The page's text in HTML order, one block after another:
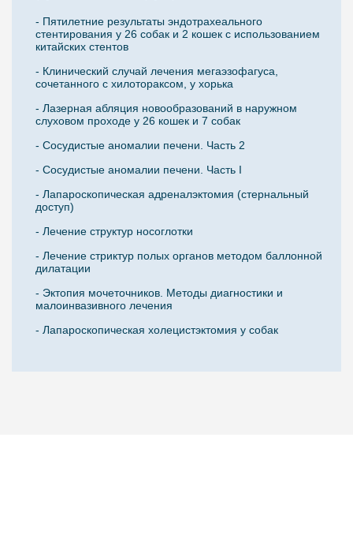
- Пятилетние результаты эндотрахеального
стентирования у 26 собак и 2 кошек с использованием
китайских стентов
- Клинический случай лечения мегаэзофагуса,
сочетанного с хилотораксом, у хорька
- Лазерная абляция новообразований в наружном
слуховом проходе у 26 кошек и 7 собак
- Сосудистые аномалии печени. Часть 2
- Сосудистые аномалии печени. Часть I
- Лапароскопическая адреналэктомия (стернальный
доступ)
- Лечение структур носоглотки
- Лечение стриктур полых органов методом баллонной
дилатации
- Эктопия мочеточников. Методы диагностики и
малоинвазивного лечения
- Лапароскопическая холецистэктомия у собак